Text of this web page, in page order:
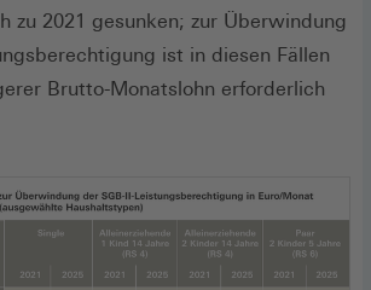
zu 2021 gesunken; zur Überwindung
ist in diesen Fällen
Brutto-Monatslohn erforderlich